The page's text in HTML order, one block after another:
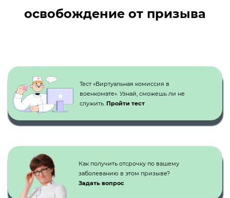
освобождение от призыва
Тест «Виртуальная комиссия в
военкомате». Узнай, сможешь ли не
служить. Пройти тест
Как получить отсрочку по вашему
заболеванию в этом призыве?
Задать вопрос